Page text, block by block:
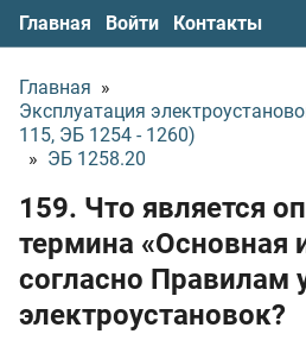
Главная Войти Контакты
Главная »
Эксплуатация
115, ЭБ 1254 - 1260)
» ЭБ 1258.20
159. Что является
термина «Основная
согласно Правилам
электроустановок?